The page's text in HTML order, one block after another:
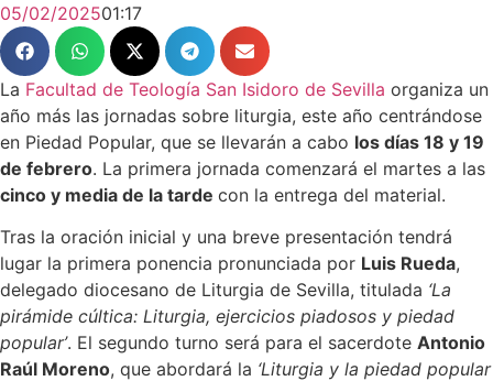
05/02/202501:17
La Facultad de Teología San Isidoro de Sevilla organiza un
año más las jornadas sobre liturgia, este año centrándose
en Piedad Popular, que se llevarán a cabo los días 18 y 19
de febrero. La primera jornada comenzará el martes a las
cinco y media de la tarde con la entrega del material.
Tras la oración inicial y una breve presentación tendrá
lugar la primera ponencia pronunciada por Luis Rueda,
delegado diocesano de Liturgia de Sevilla, titulada ‘La
pirámide cúltica: Liturgia, ejercicios piadosos y piedad
popular’. El segundo turno será para el sacerdote Antonio
Raúl Moreno, que abordará la ‘Liturgia y la piedad popular